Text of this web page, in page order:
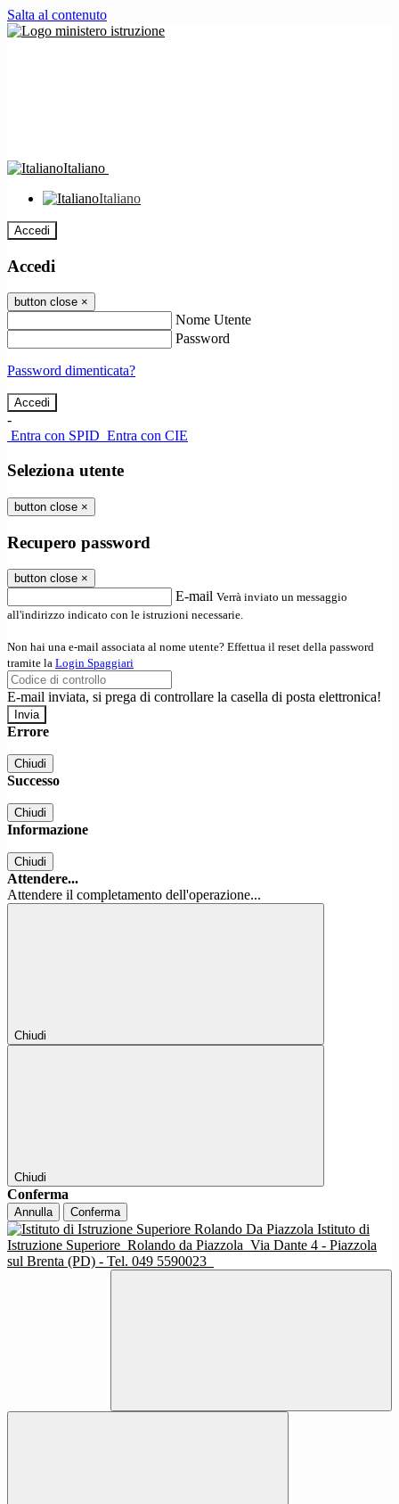
Salta al contenuto
Italiano
Italiano
Accedi
Accedi
button close ×
Nome Utente
Password
Password dimenticata?
-
Entra con SPID Entra con CIE
Seleziona utente
button close ×
Recupero password
button close ×
E-mail Verrà inviato un messaggio
all'indirizzo indicato con le istruzioni necessarie.
Non hai una e-mail associata al nome utente? Effettua il reset della password
tramite la Login Spaggiari
E-mail inviata, si prega di controllare la casella di posta elettronica!
Errore
Chiudi
Successo
Chiudi
Informazione
Chiudi
Attendere...
Attendere il completamento dell'operazione...
Chiudi
Chiudi
Conferma
Annulla Conferma
Istituto di
Istruzione Superiore Rolando da Piazzola Via Dante 4 - Piazzola
sul Brenta (PD) - Tel. 049 5590023